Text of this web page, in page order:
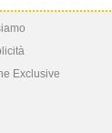
Exclusive